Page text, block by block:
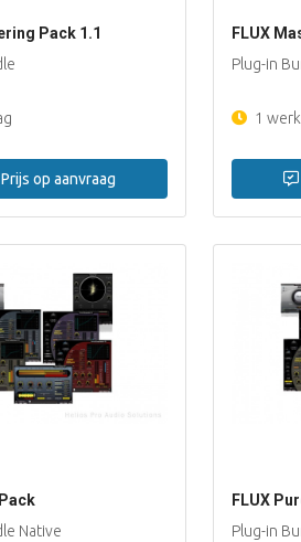
Pack 1.1
Prijs op aanvraag
FLUX
Plug-in
1
Native
FLUX
Plug-in